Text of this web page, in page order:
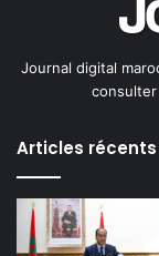
Journal digital
Articles récents